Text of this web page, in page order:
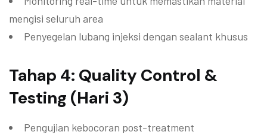
mengisi seluruh area
Penyegelan lubang injeksi dengan sealant khusus
Tahap 4: Quality Control &
Testing (Hari 3)
Pengujian kebocoran post-treatment